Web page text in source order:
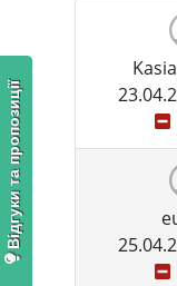
Відгуки та пропозиції